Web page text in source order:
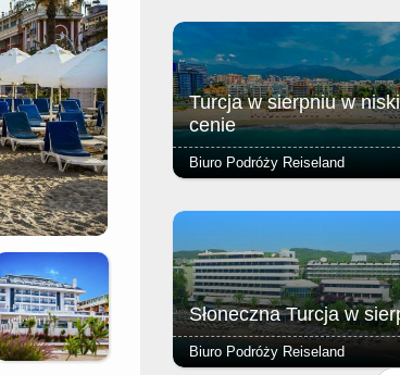
Turcja w sierpniu w
cenie
cieszyć się urokami Riwiery
Biuro Podróży Reiseland
Słoneczna Turcja w
Biuro Podróży Reiseland